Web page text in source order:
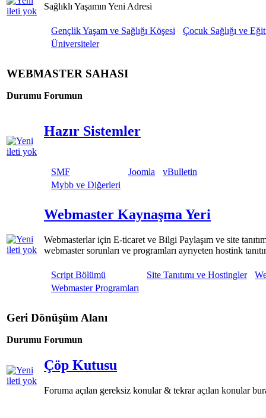
Sağlıklı Yaşamın Yeni Adresi
Gençlik Yaşam ve Sağlığı Köşesi
Çocuk Sağlığı ve
Üniversiteler
WEBMASTER SAHASI
Durumu Forumun
Hazır Sistemler
SMF Joomla
vBulletin
Mybb ve Diğerleri
Webmaster Kaynaşma Yeri
Webmasterlar için E-ticaret ve Bilgi Paylaşım ve site
webmaster sorunları ve programları ayrıyeten hostink
Script Bölümü Site Tanıtımı ve Hostingler
Webmaster Programları
Geri Dönüşüm Alanı
Durumu Forumun
Çöp Kutusu
Foruma açılan gereksiz konular & tekrar açılan konular